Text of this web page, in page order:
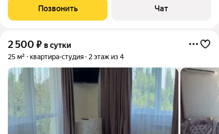
в стоимость посещение бассейна и банного комплекса
Собственный пляж . Море 50м
Позвонить Чат
2 500 ₽ в сутки
25 м² квартира-студия 2 этаж из 4